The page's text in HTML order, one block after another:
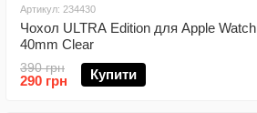
Артикул: 234430
Чохол ULTRA Edition для Apple Watch
40mm Clear
390 грн
290 грн Купити